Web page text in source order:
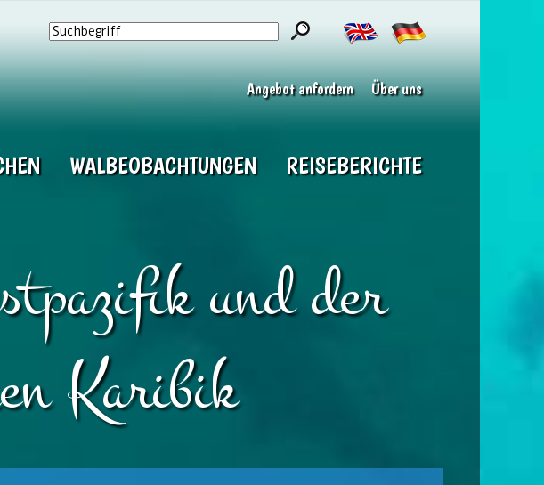
Angebot anfordern Über uns
WALBEOBACHTUNGEN REISEBERICHTE
und der
Karibik